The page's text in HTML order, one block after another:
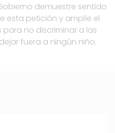
demuestre sentido
esta petición y amplíe el
no discriminar a las
fuera a ningún niño.